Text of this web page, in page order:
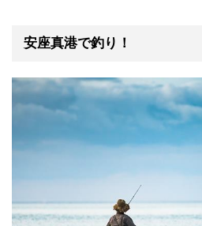
安座真港で釣り！